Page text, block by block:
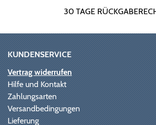
30 TAGE
KUNDENSERVICE
Vertrag widerrufen
Hilfe und Kontakt
Zahlungsarten
Versandbedingungen
Lieferung